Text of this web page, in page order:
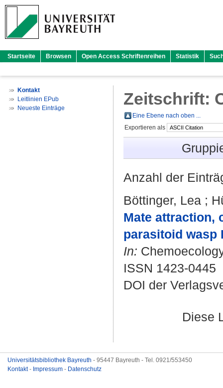
Startseite Browsen Open Access Schriftenreihen Statistik
Kontakt
Leitlinien EPub
Neueste Einträge
Zeitschrift:
Eine Ebene nach oben ...
Exportieren als
Anzahl der
Böttinger, Lea ;
Mate attraction,
parasitoid wasp
In:
ISSN 1423-0445
DOI der
Diese
Universitätsbibliothek Bayreuth - 95447 Bayreuth - Tel. 0921/553450
Kontakt- Impressum - Datenschutz